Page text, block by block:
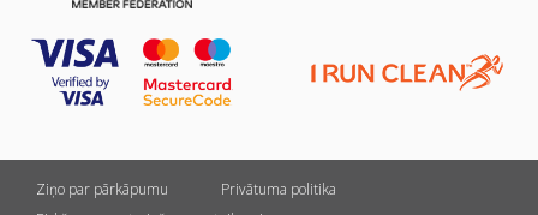
Ziņo par pārkāpumu
Privātuma politika